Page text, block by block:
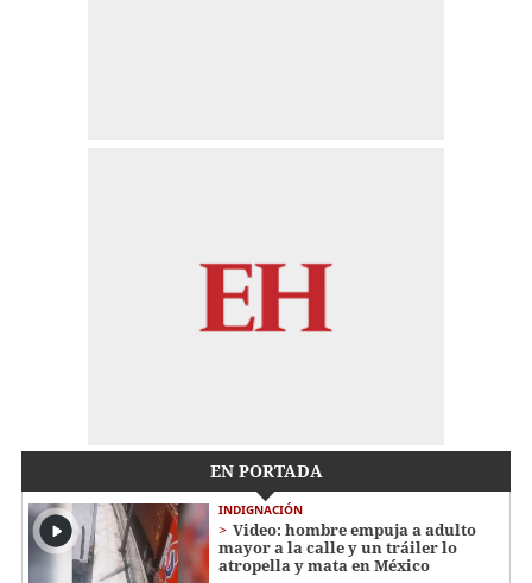
EN PORTADA
INDIGNACIÓN
Video: hombre empuja a adulto
mayor a la calle y un tráiler lo
atropella y mata en México